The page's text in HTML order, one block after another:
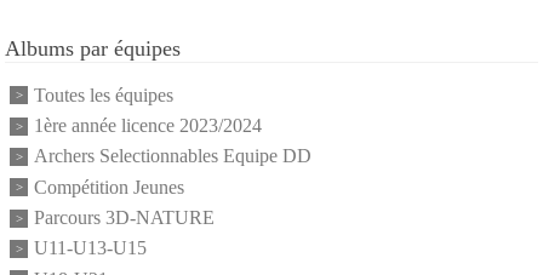
Albums par équipes
Toutes les équipes
1ère année licence 2023/2024
Archers Selectionnables Equipe DD
Compétition Jeunes
Parcours 3D-NATURE
U11-U13-U15